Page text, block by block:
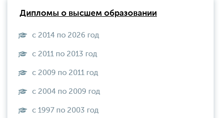
Дипломы о высшем образовании
с 2014 по 2026 год
с 2011 по 2013 год
с 2009 по 2011 год
с 2004 по 2009 год
с 1997 по 2003 год